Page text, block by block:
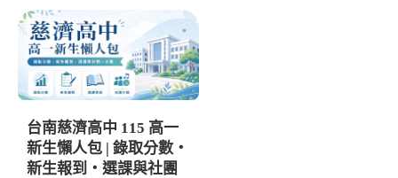
台南慈濟高中 115 高一
新生懶人包 | 錄取分數・
新生報到・選課與社團